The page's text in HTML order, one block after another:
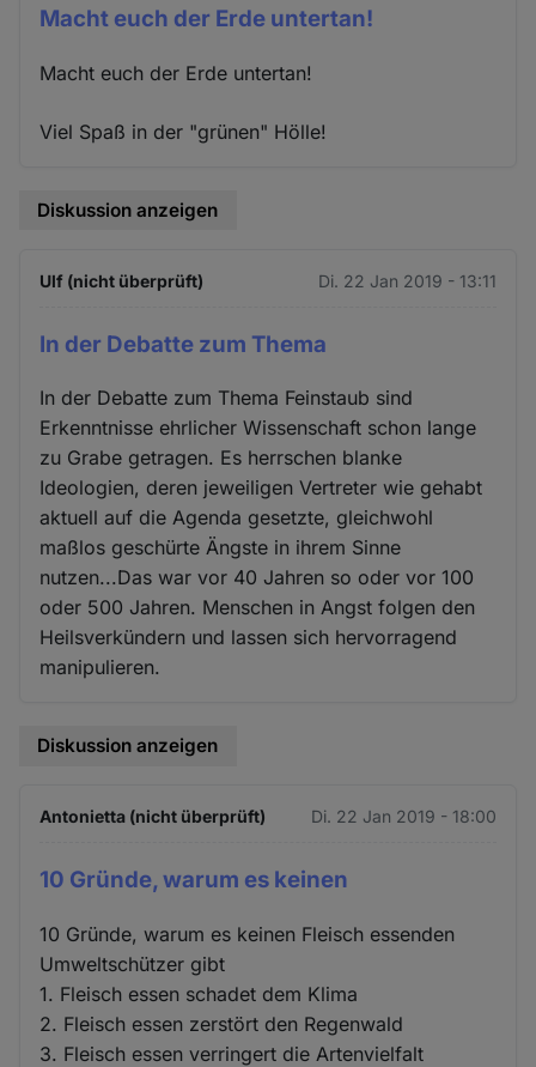
Macht euch der Erde untertan!
Macht euch der Erde untertan!
Viel Spaß in der "grünen" Hölle!
Diskussion anzeigen
Ulf (nicht überprüft) Di. 22 Jan 2019 - 13:11
In der Debatte zum Thema
In der Debatte zum Thema Feinstaub sind
Erkenntnisse ehrlicher Wissenschaft schon lange
zu Grabe getragen. Es herrschen blanke
Ideologien, deren jeweiligen Vertreter wie gehabt
aktuell auf die Agenda gesetzte, gleichwohl
maßlos geschürte Ängste in ihrem Sinne
nutzen...Das war vor 40 Jahren so oder vor 100
oder 500 Jahren. Menschen in Angst folgen den
Heilsverkündern und lassen sich hervorragend
manipulieren.
Diskussion anzeigen
Antonietta (nicht überprüft) Di. 22 Jan 2019 - 18:00
10 Gründe, warum es keinen
10 Gründe, warum es keinen Fleisch essenden
Umweltschützer gibt
1. Fleisch essen schadet dem Klima
2. Fleisch essen zerstört den Regenwald
3. Fleisch essen verringert die Artenvielfalt